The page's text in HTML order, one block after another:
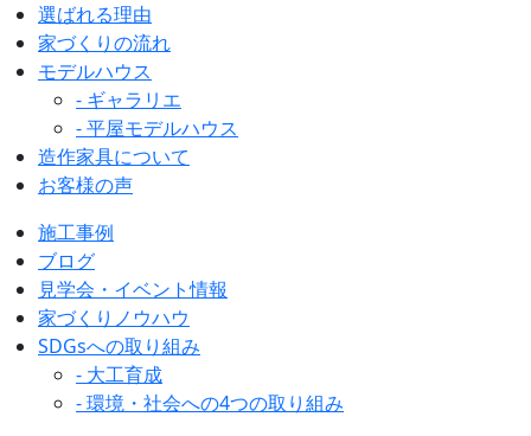
選ばれる理由
家づくりの流れ
モデルハウス
- ギャラリエ
- 平屋モデルハウス
造作家具について
お客様の声
施工事例
ブログ
見学会・イベント情報
家づくりノウハウ
SDGsへの取り組み
- 大工育成
- 環境・社会への4つの取り組み